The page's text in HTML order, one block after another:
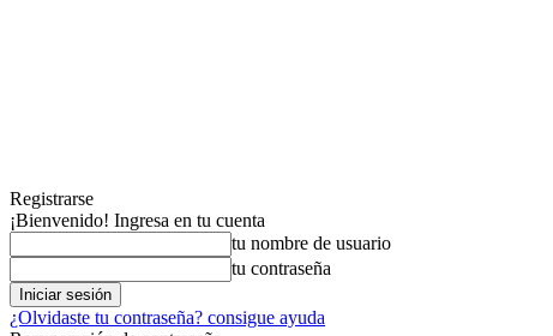
Registrarse
¡Bienvenido! Ingresa en tu cuenta
tu nombre de usuario
tu contraseña
¿Olvidaste tu contraseña? consigue ayuda